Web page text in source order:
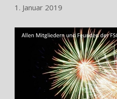
1. Januar 2019